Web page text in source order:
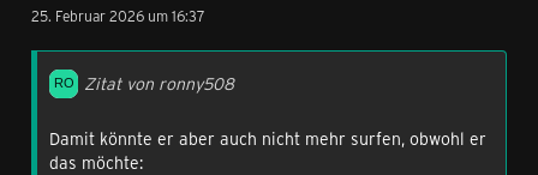
25. Februar 2026 um 16:37
Zitat von ronny508
Damit könnte er aber auch nicht mehr surfen, obwohl er
das möchte: